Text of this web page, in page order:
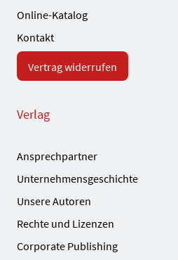
Online-Katalog
Kontakt
Vertrag widerrufen
Verlag
Ansprechpartner
Unternehmensgeschichte
Unsere Autoren
Rechte und Lizenzen
Corporate Publishing